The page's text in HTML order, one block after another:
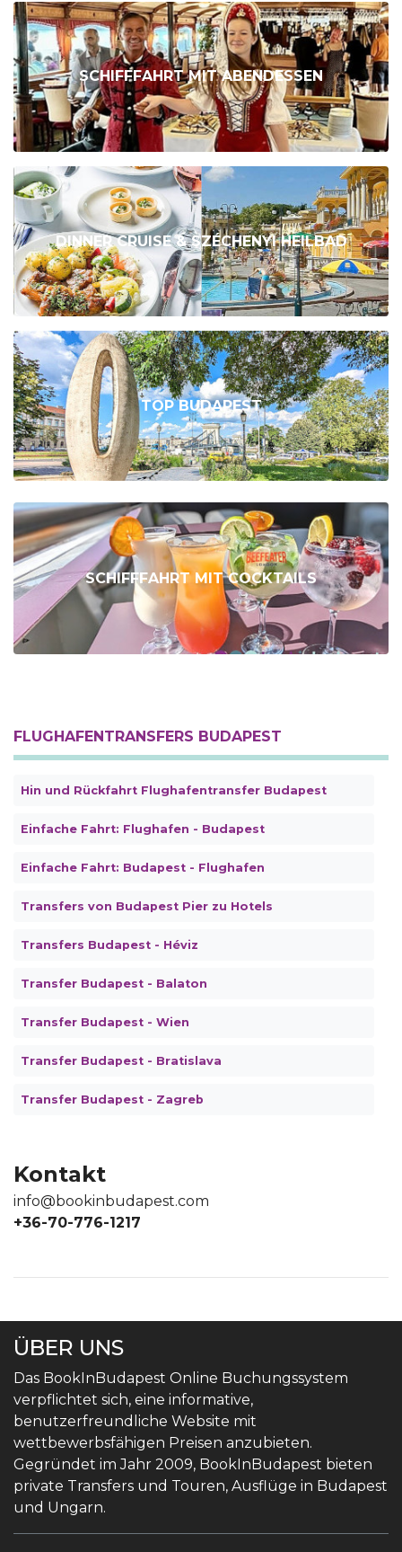
SCHIFFFAHRT MIT ABENDESSEN
DINNER CRUISE & SZÉCHENYI HEILBAD
TOP BUDAPEST
SCHIFFFAHRT MIT COCKTAILS
FLUGHAFENTRANSFERS BUDAPEST
Hin und Rückfahrt Flughafentransfer Budapest
Einfache Fahrt: Flughafen - Budapest
Einfache Fahrt: Budapest - Flughafen
Transfers von Budapest Pier zu Hotels
Transfers Budapest - Héviz
Transfer Budapest - Balaton
Transfer Budapest - Wien
Transfer Budapest - Bratislava
Transfer Budapest - Zagreb
Kontakt
info@bookinbudapest.com
+36-70-776-1217
ÜBER UNS
Das BookInBudapest Online Buchungssystem
verpflichtet sich, eine informative,
benutzerfreundliche Website mit
wettbewerbsfähigen Preisen anzubieten.
Gegründet im Jahr 2009, BookInBudapest bieten
private Transfers und Touren, Ausflüge in Budapest
und Ungarn.